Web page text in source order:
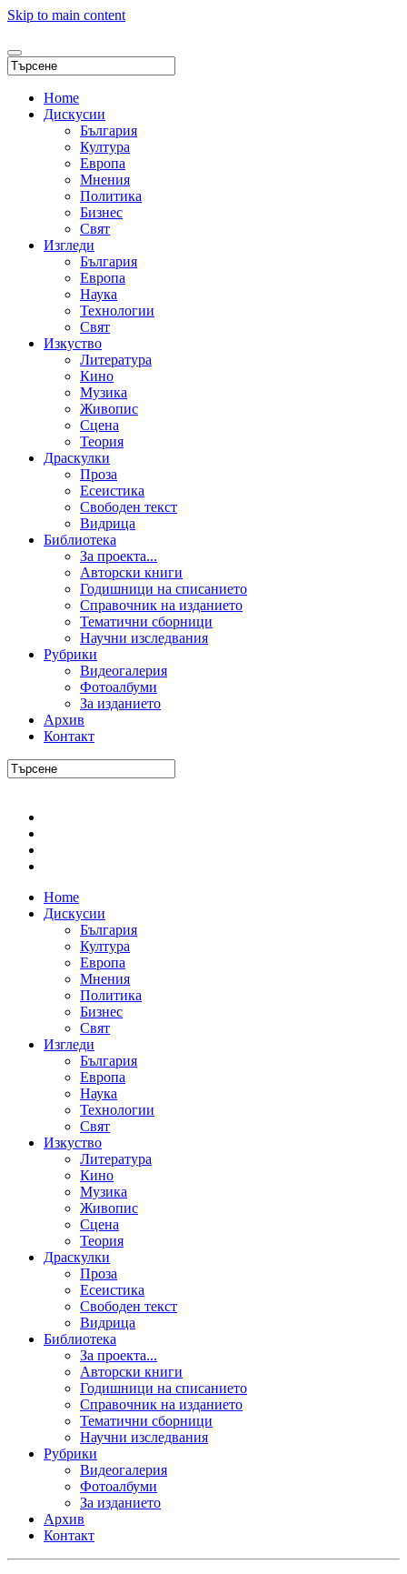
Skip to main content
Home
Дискусии
България
Култура
Европа
Мнения
Политика
Бизнес
Свят
Изгледи
България
Европа
Наука
Технологии
Свят
Изкуство
Литература
Кино
Музика
Живопис
Сцена
Теория
Драскулки
Проза
Есеистика
Свободен текст
Видрица
Библиотека
За проекта...
Авторски книги
Годишници на списанието
Справочник на изданието
Тематични сборници
Научни изследвания
Рубрики
Видеогалерия
Фотоалбуми
За изданието
Архив
Контакт
Home
Дискусии
България
Култура
Европа
Мнения
Политика
Бизнес
Свят
Изгледи
България
Европа
Наука
Технологии
Свят
Изкуство
Литература
Кино
Музика
Живопис
Сцена
Теория
Драскулки
Проза
Есеистика
Свободен текст
Видрица
Библиотека
За проекта...
Авторски книги
Годишници на списанието
Справочник на изданието
Тематични сборници
Научни изследвания
Рубрики
Видеогалерия
Фотоалбуми
За изданието
Архив
Контакт